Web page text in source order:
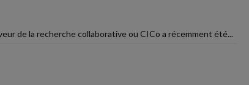
de la recherche collaborative ou CICo a récemment été...